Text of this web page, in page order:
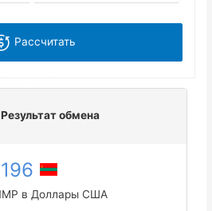
Рассчитать
Результат обмена
196
в Доллары США